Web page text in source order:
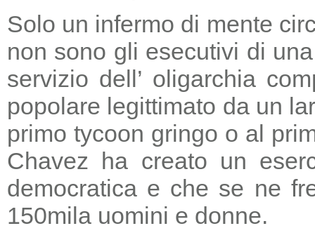
Solo un infermo di mente
non sono gli esecutivi di
servizio dell’ oligarchia
popolare legittimato da un
primo tycoon gringo o al
Chavez ha creato un
democratica e che se ne
150mila uomini e donne.